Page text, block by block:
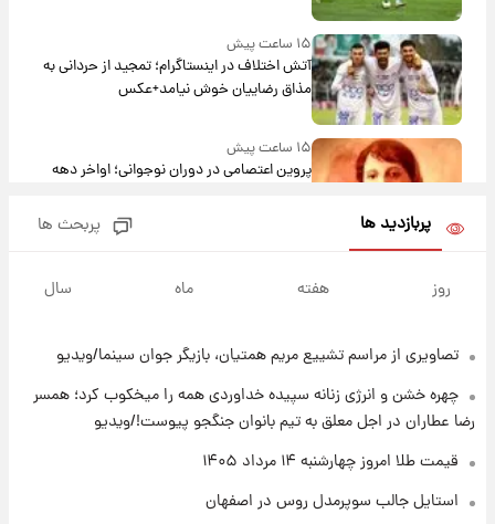
۱۵ ساعت پیش
آتش اختلاف در اینستاگرام؛ تمجید از حردانی به
مذاق رضاییان خوش نیامد+عکس
۱۵ ساعت پیش
پروین اعتصامی در دوران نوجوانی؛ اواخر دهه
هسته‌ای در آسمان ظاهر شد
۱۵ ساعت پیش
کرد
۱۷ ساعت پیش
۱۴۰۵/ نرخ‌ها ثابت ماند؟ +جدول
پربازدید ها پربحث ها
روز هفته ماه سال
تصاویری از مراسم تشییع مریم همتیان، بازیگر جوان سینما/ویدیو
چهره خشن و انرژی زنانه سپیده خداوردی همه را میخکوب کرد؛ همسر
رضا عطاران در اجل معلق به تیم بانوان جنگجو پیوست!/ویدیو
قیمت طلا امروز چهارشنبه ۱۴ مرداد ۱۴۰۵
استایل جالب سوپرمدل روس در اصفهان